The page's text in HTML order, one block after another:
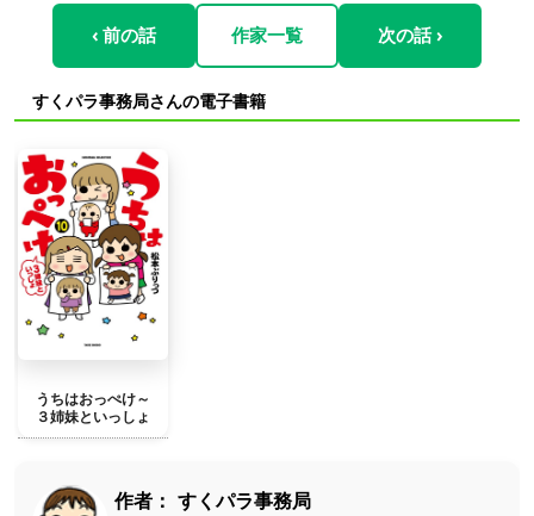
‹ 前の話 作家一覧 次の話 ›
すくパラ事務局さんの電子書籍
うちはおっぺけ～
３姉妹といっしょ
作者： すくパラ事務局